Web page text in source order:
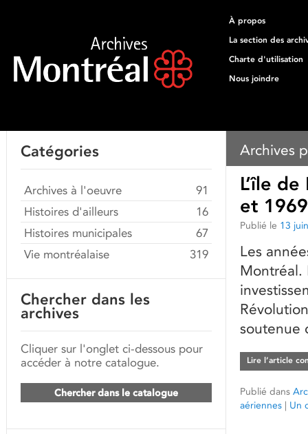
À propos
La section des
Charte d'utilisation
Nous joindre
Archives
L’île
et
Publié le 13
Les
Montréal.
soutenue
Lire l’article
Publié dans
aériennes | Un
Catégories
Archives à l'oeuvre
91
Histoires d'ailleurs
16
Histoires municipales
67
Vie montréalaise
319
Chercher dans les
archives
Cliquer sur l'onglet ci-dessous pour
accéder à notre catalogue.
Chercher dans le catalogue